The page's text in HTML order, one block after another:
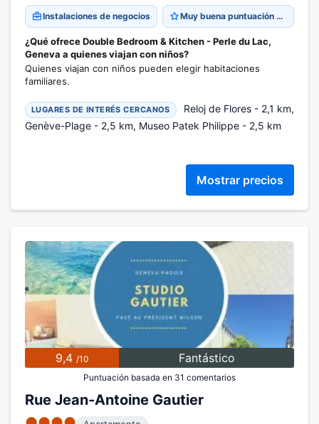
Instalaciones de negocios Muy buena puntuación 8,8
¿Qué ofrece Double Bedroom & Kitchen - Perle du Lac,
Geneva a quienes viajan con niños?
Quienes viajan con niños pueden elegir habitaciones
familiares.
LUGARES DE INTERÉS CERCANOS
Reloj de Flores - 2,1 km,
Genève-Plage - 2,5 km, Museo Patek Philippe - 2,5 km
Mostrar precios
9,4 /10 Fantástico
Puntuación basada en 31 comentarios
Rue Jean-Antoine Gautier